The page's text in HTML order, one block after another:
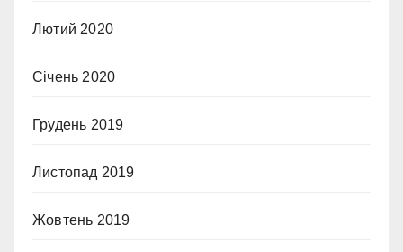
Лютий 2020
Січень 2020
Грудень 2019
Листопад 2019
Жовтень 2019